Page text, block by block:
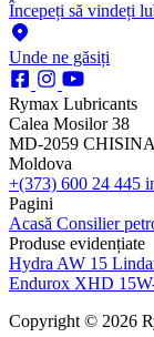
Începeți să vindeți
Unde ne găsiți
Rymax Lubricants
Calea Mosilor 38
MD-2059
Moldova
+(373) 600 24 445
Pagini
Acasă Consilier
Produse evidențiate
Hydra AW 15
Endurox XHD
Copyright © 2026